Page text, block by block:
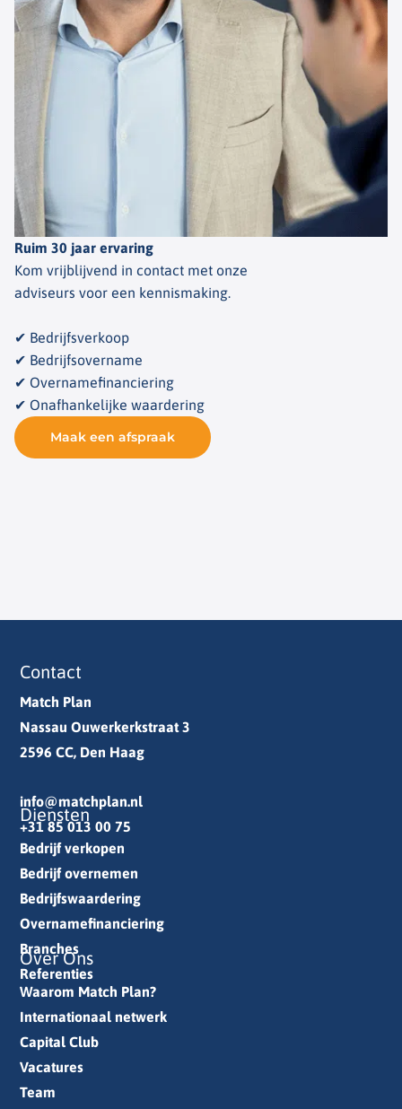
Ruim 30 jaar ervaring
Kom vrijblijvend in contact met onze
adviseurs voor een kennismaking.
✔ Bedrijfsverkoop
✔ Bedrijfsovername
✔ Overnamefinanciering
✔ Onafhankelijke waardering
Maak een afspraak
Contact
Match Plan
Nassau Ouwerkerkstraat 3
2596 CC, Den Haag
info@matchplan.nl
+31 85 013 00 75
Diensten
Bedrijf verkopen
Bedrijf overnemen
Bedrijfswaardering
Overnamefinanciering
Branches
Referenties
Over Ons
Waarom Match Plan?
Internationaal netwerk
Capital Club
Vacatures
Team